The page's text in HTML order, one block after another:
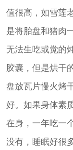
值很高，如雪莲
是将胎盘和猪肉
无法生吃或觉的
胶囊，但是烘干
盘放瓦片慢火烤
好。如果身体素
在身，一年吃一
没有，睡眠好很多